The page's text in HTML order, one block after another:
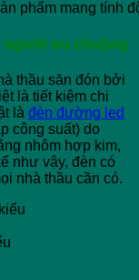
phẩm mang tính
người ưu chuộng
thầu săn đón bởi
là tiết kiệm chi
là đèn đường led
công suất) do
nhôm hợp kim,
như vậy, đèn có
nhà thầu cần có.